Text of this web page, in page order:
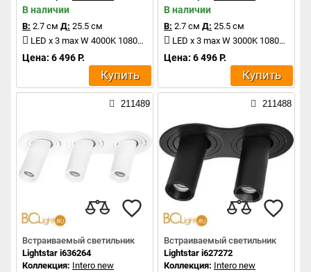
В наличии
В: 2.7 см Д: 25.5 см
LED x 3 max W 4000K 1080Lm
Цена: 6 496 Р.
Купить
В наличии
В: 2.7 см Д: 25.5 см
LED x 3 max W 3000K 1080Lm
Цена: 6 496 Р.
Купить
211489
Встраиваемый светильник
Lightstar i636264
Коллекция: Intero new
211488
Встраиваемый светильник
Lightstar i627272
Коллекция: Intero new